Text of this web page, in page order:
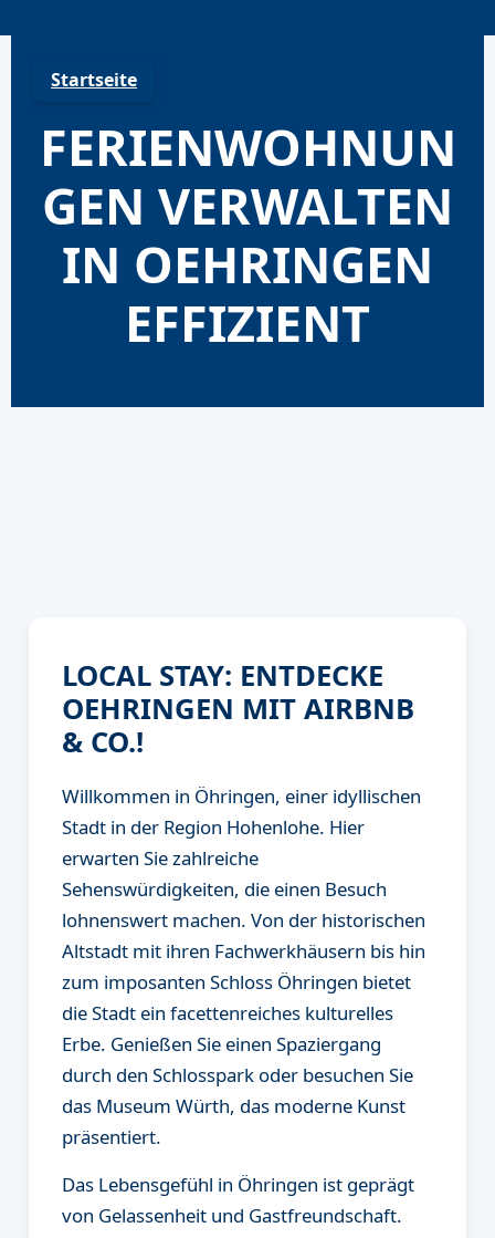
to
Startseite
FERIENWOHNUN
GEN VERWALTEN
IN OEHRINGEN
EFFIZIENT
LOCAL STAY: ENTDECKE
OEHRINGEN MIT AIRBNB
& CO.!
Willkommen in Öhringen, einer idyllischen
Stadt in der Region Hohenlohe. Hier
erwarten Sie zahlreiche
Sehenswürdigkeiten, die einen Besuch
lohnenswert machen. Von der historischen
Altstadt mit ihren Fachwerkhäusern bis hin
zum imposanten Schloss Öhringen bietet
die Stadt ein facettenreiches kulturelles
Erbe. Genießen Sie einen Spaziergang
durch den Schlosspark oder besuchen Sie
das Museum Würth, das moderne Kunst
präsentiert.
Das Lebensgefühl in Öhringen ist geprägt
von Gelassenheit und Gastfreundschaft.